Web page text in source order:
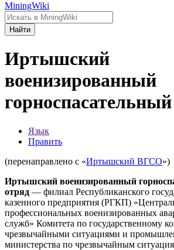
MiningWiki
Найти
Иртышский
военизированный
Язык
Править
(перенаправлено с «Иртышский ВГСО»)
Иртышский военизированный
отряд — филиал Республиканского
казенного предприятия (РГКП)
профессиональных военизированных
служб» Комитета по государственному
чрезвычайными ситуациями и
министерства по чрезвычайным